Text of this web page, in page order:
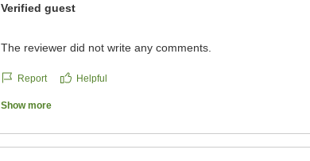
Verified guest
The reviewer did not write any comments.
Report Helpful
Show more